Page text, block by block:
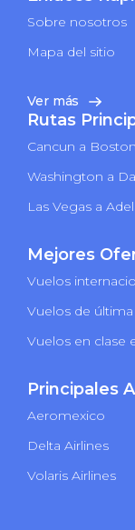
Sobre nosotros
Mapa del sitio
Ver más
Rutas
Cancun a Boston
Washington a
Las Vegas a
Mejores
Vuelos
Vuelos de última
Vuelos en clase
Principales
Aeromexico
Delta Airlines
Volaris Airlines